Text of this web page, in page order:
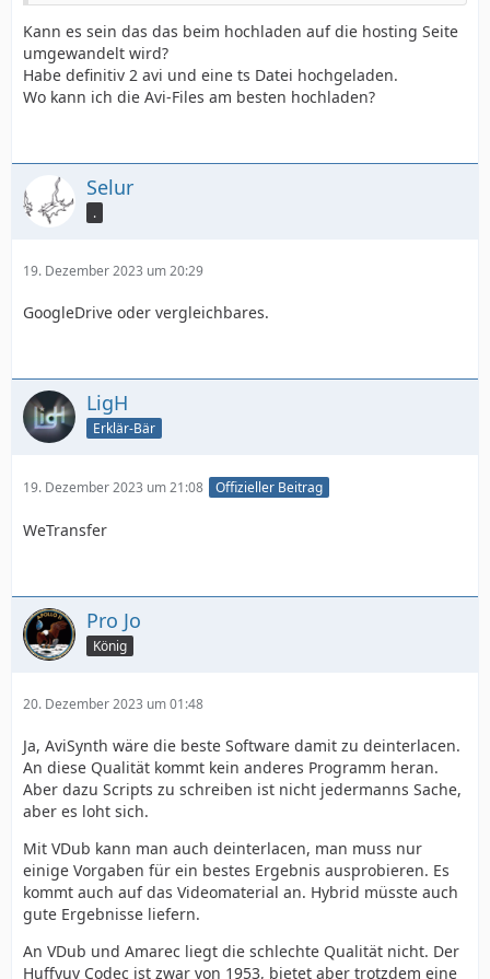
Kann es sein das das beim hochladen auf die hosting Seite
umgewandelt wird?
Habe definitiv 2 avi und eine ts Datei hochgeladen.
Wo kann ich die Avi-Files am besten hochladen?
Selur
.
19. Dezember 2023 um 20:29
GoogleDrive oder vergleichbares.
LigH
Erklär-Bär
19. Dezember 2023 um 21:08 Offizieller Beitrag
WeTransfer
Pro Jo
König
20. Dezember 2023 um 01:48
Ja, AviSynth wäre die beste Software damit zu deinterlacen.
An diese Qualität kommt kein anderes Programm heran.
Aber dazu Scripts zu schreiben ist nicht jedermanns Sache,
aber es loht sich.
Mit VDub kann man auch deinterlacen, man muss nur
einige Vorgaben für ein bestes Ergebnis ausprobieren. Es
kommt auch auf das Videomaterial an. Hybrid müsste auch
gute Ergebnisse liefern.
An VDub und Amarec liegt die schlechte Qualität nicht. Der
Huffyuv Codec ist zwar von 1953, bietet aber trotzdem eine